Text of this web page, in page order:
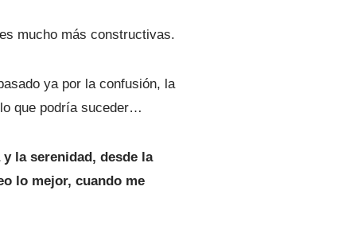
mucho más constructivas.
ya por la confusión, la
que podría suceder…
la serenidad, desde la
lo mejor, cuando me